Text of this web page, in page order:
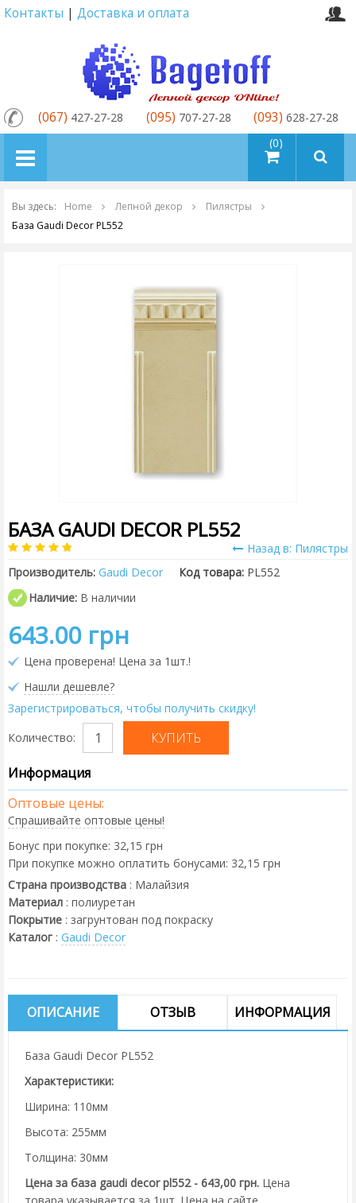
Контакты | Доставка и оплата
товаров (0)
(067) 427-27-28 (095) 707-27-28 (093) 628-27-28
Вы здесь: Home Лепной декор
Пилястры
База Gaudi Decor PL552
БАЗА GAUDI DECOR PL552
Назад в: Пилястры
Производитель: Gaudi Decor Код товара: PL552
Наличие: В наличии
643.00 грн
Цена проверена! Цена за 1шт.!
Нашли дешевле?
Зарегистрироваться, чтобы получить скидку!
Количество:
Информация
Оптовые цены:
Спрашивайте оптовые цены!
Бонус при покупке: 32,15 грн
При покупке можно оплатить бонусами: 32,15 грн
Страна производства : Малайзия
Материал : полиуретан
Покрытие : загрунтован под покраску
Каталог : Gaudi Decor
ОПИСАНИЕ ОТЗЫВ ИНФОРМАЦИЯ
База Gaudi Decor PL552
Характеристики:
Ширина: 110мм
Высота: 255мм
Толщина: 30мм
Цена за база gaudi decor pl552 - 643,00 грн. Цена
товара указывается за 1шт. Цена на сайте